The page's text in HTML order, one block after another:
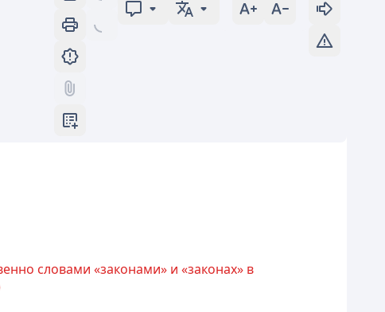
словами «законами» и «законах» в